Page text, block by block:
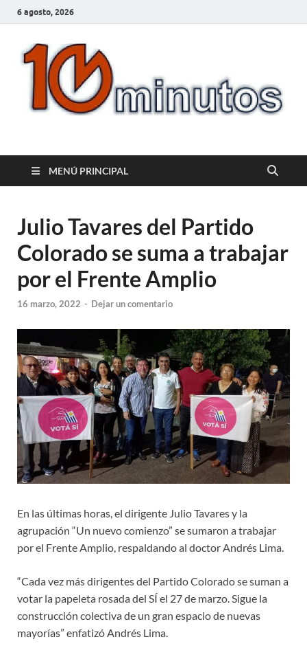
6 agosto, 2026
10minutos.com.uy
MENÚ PRINCIPAL
Julio Tavares del Partido
Colorado se suma a trabajar
por el Frente Amplio
16 marzo, 2022 - Dejar un comentario
En las últimas horas, el dirigente Julio Tavares y la
agrupación “Un nuevo comienzo” se sumaron a trabajar
por el Frente Amplio, respaldando al doctor Andrés Lima.
“Cada vez más dirigentes del Partido Colorado se suman a
votar la papeleta rosada del SÍ el 27 de marzo. Sigue la
construcción colectiva de un gran espacio de nuevas
mayorías” enfatizó Andrés Lima.